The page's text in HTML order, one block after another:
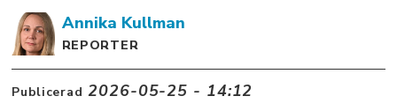
Annika Kullman
REPORTER
Publicerad 2026-05-25 - 14:12